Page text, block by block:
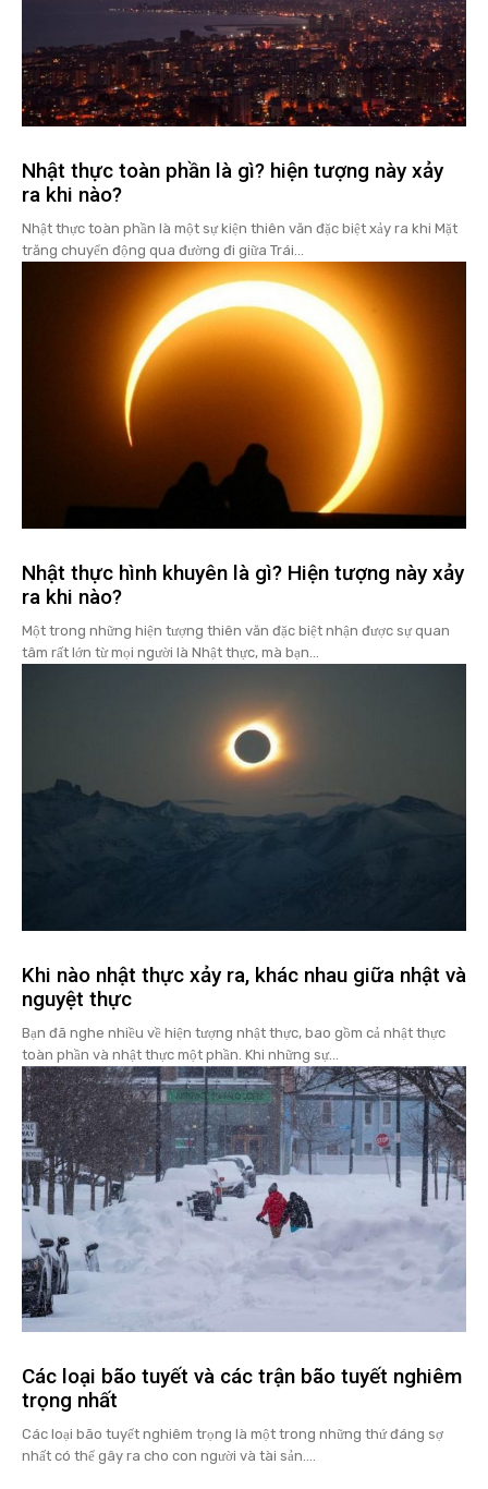
Nhật thực toàn phần là gì? hiện tượng này xảy
ra khi nào?
Nhật thực toàn phần là một sự kiện thiên văn đặc biệt xảy ra khi Mặt
trăng chuyển động qua đường đi giữa Trái...
Nhật thực hình khuyên là gì? Hiện tượng này xảy
ra khi nào?
Một trong những hiện tượng thiên văn đặc biệt nhận được sự quan
tâm rất lớn từ mọi người là Nhật thực, mà bạn...
Khi nào nhật thực xảy ra, khác nhau giữa nhật và
nguyệt thực
Bạn đã nghe nhiều về hiện tượng nhật thực, bao gồm cả nhật thực
toàn phần và nhật thực một phần. Khi những sự...
Các loại bão tuyết và các trận bão tuyết nghiêm
trọng nhất
Các loại bão tuyết nghiêm trọng là một trong những thứ đáng sợ
nhất có thể gây ra cho con người và tài sản....